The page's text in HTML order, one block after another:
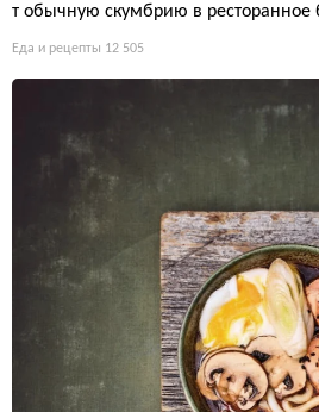
т обычную скумбрию в ресторанное
Еда и рецепты 12 505